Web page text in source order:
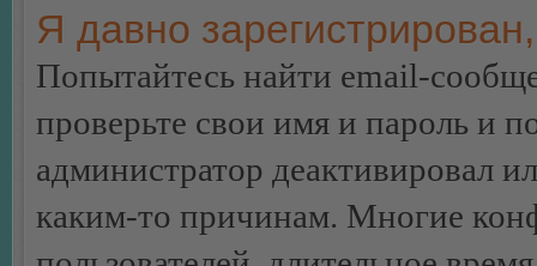
Я давно
Попытайтесь найти email-
проверьте свои имя и пароль и
администратор деактивировал
каким-то причинам. Многие